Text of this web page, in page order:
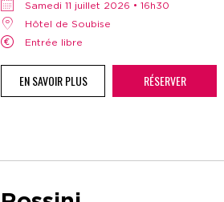
samedi 11 juillet 2026 • 16h30
Hôtel de Soubise
Entrée libre
EN SAVOIR PLUS RÉSERVER